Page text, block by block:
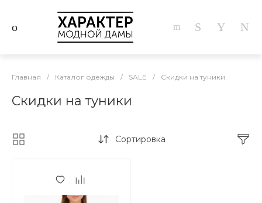
Главная / Каталог одежды / SALE / Скидки на туники
Скидки на туники
Сортировка